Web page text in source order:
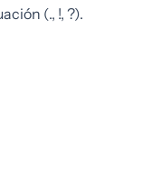
(., !, ?).